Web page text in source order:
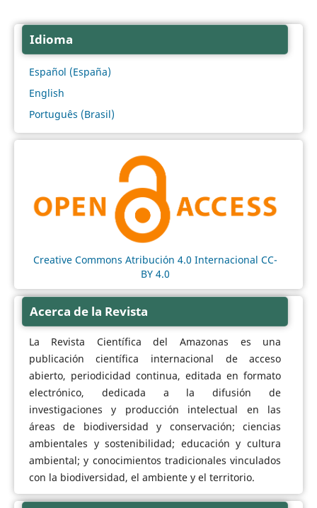
Idioma
Español (España)
English
Português (Brasil)
Creative Commons Atribución 4.0 Internacional CC-
BY 4.0
Acerca de la Revista
La Revista Científica del Amazonas es una
publicación científica internacional de acceso
abierto, periodicidad continua, editada en formato
electrónico, dedicada a la difusión de
investigaciones y producción intelectual en las
áreas de biodiversidad y conservación; ciencias
ambientales y sostenibilidad; educación y cultura
ambiental; y conocimientos tradicionales vinculados
con la biodiversidad, el ambiente y el territorio.